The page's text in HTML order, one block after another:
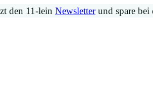
den 11-lein Newsletterund spare bei